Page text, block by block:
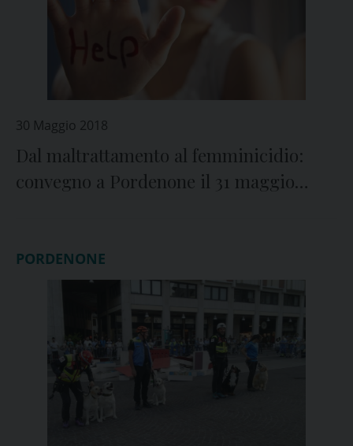
30 Maggio 2018
Dal maltrattamento al femminicidio:
convegno a Pordenone il 31 maggio
PORDENONE